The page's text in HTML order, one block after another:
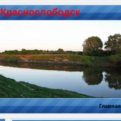
Красноcлободск
Главная